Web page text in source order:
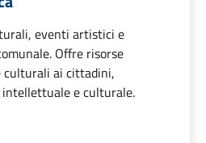
eventi artistici e
Offre risorse
ai cittadini,
e culturale.